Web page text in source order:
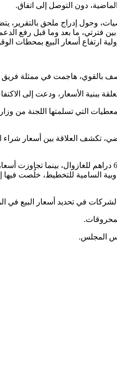
دون التوصل إلى اتفاق.
وحول إدراج ملحق بالتقرير،
ارتفاع أسعار البيع بمحطات
وصف بالقوي، هاجمت في ممثلة
ببنية الأسعار، ودعت إلى
التي تسلمتها اللجنة من وزارة
إدراج معطيات تسلمتها اللجنة من وزارة الطاقة والمعادن
الشركات في تحديد أسعار
المجلس.